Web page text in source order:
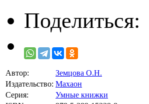
Поделиться:
Автор:
Земцова О.Н.
Издательство: Махаон
Серия:
Умные книжки